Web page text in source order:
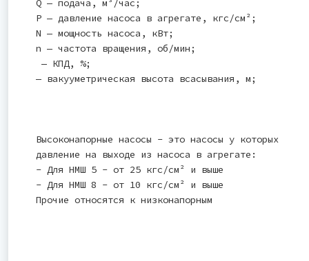
Р — давление насоса в агрегате, кгс/см²;
N — мощность насоса, кВт;
n — частота вращения, об/мин;
— КПД, %;
— вакууметрическая высота всасывания, м;
Высоконапорные насосы - это насосы у которых
давление на выходе из насоса в агрегате:
- Для НМШ 5 - от 25 кгс/см² и выше
- Для НМШ 8 - от 10 кгс/см² и выше
Прочие относятся к низконапорным